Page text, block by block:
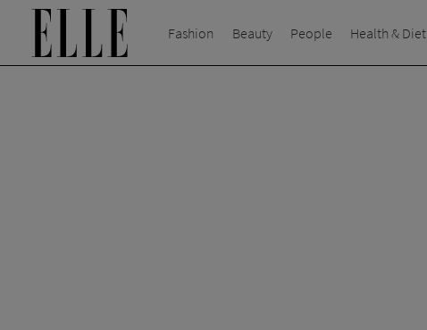
Fashion Beauty People Health & Diet